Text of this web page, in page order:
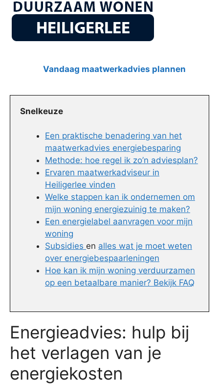
Vandaag maatwerkadvies plannen
Snelkeuze
Een praktische benadering van het
maatwerkadvies energiebesparing
Methode: hoe regel ik zo’n adviesplan?
Ervaren maatwerkadviseur in
Heiligerlee vinden
Welke stappen kan ik ondernemen om
mijn woning energiezuinig te maken?
Een energielabel aanvragen voor mijn
woning
Subsidies en alles wat je moet weten
over energiebespaarleningen
Hoe kan ik mijn woning verduurzamen
op een betaalbare manier? Bekijk FAQ
Energieadvies: hulp bij
het verlagen van je
energiekosten